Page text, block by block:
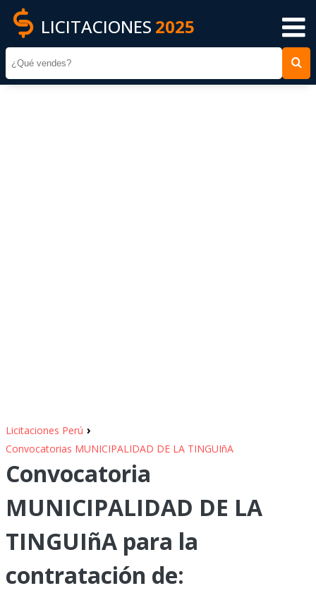
LICITACIONES 2025
Licitaciones Perú ›
Convocatorias MUNICIPALIDAD DE LA TINGUIñA
Convocatoria
MUNICIPALIDAD DE LA
TINGUIñA para la
contratación de: